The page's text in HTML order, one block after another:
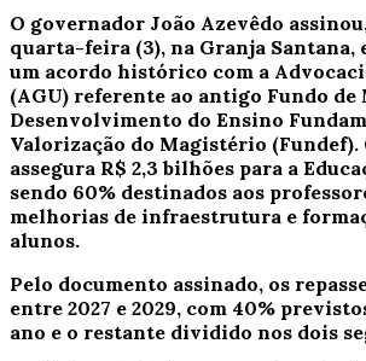
O governador João Azevêdo
quarta-feira (3), na Granja Santana,
um acordo histórico com a
(AGU) referente ao antigo Fundo de
Desenvolvimento do Ensino
Valorização do Magistério
assegura R$ 2,3 bilhões para a
sendo 60% destinados aos
melhorias de infraestrutura e
alunos.
Pelo documento assinado, os
entre 2027 e 2029, com 40%
ano e o restante dividido nos dois